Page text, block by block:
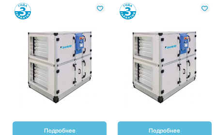
Сравнить
Подробнее
Сравнить
Подробнее